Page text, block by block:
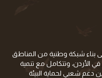
بناء شبكة وطنية من المناطق
الأردن، وتتكامل مع تنمية
دعم شعبي لحماية البيئة